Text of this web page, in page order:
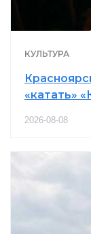
КУЛЬТУРА
«катать»
2026-08-08